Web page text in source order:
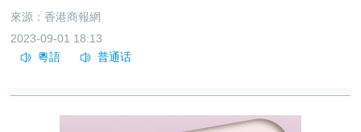
來源：香港商報網
2023-09-01 18:13